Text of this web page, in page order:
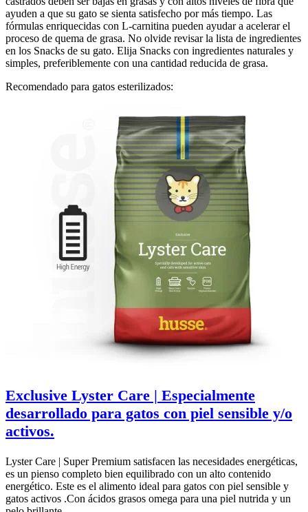
ayuden a que su gato se sienta satisfecho por más tiempo. Las
fórmulas enriquecidas con L-carnitina pueden ayudar a acelerar el
proceso de quema de grasa. No olvide revisar la lista de ingredientes
en los Snacks de su gato. Elija Snacks con ingredientes naturales y
simples, preferiblemente con una cantidad reducida de grasa.
Recomendado para gatos esterilizados:
Exclusive Lyster Care | Especialmente
desarrollado para gatos con piel sensible y/o
activos.
Lyster Care | Super Premium satisfacen las necesidades energéticas,
es un pienso completo bien equilibrado con un alto contenido
energético. Este es el alimento ideal para gatos con piel sensible y
gatos activos .Con ácidos grasos omega para una piel nutrida y un